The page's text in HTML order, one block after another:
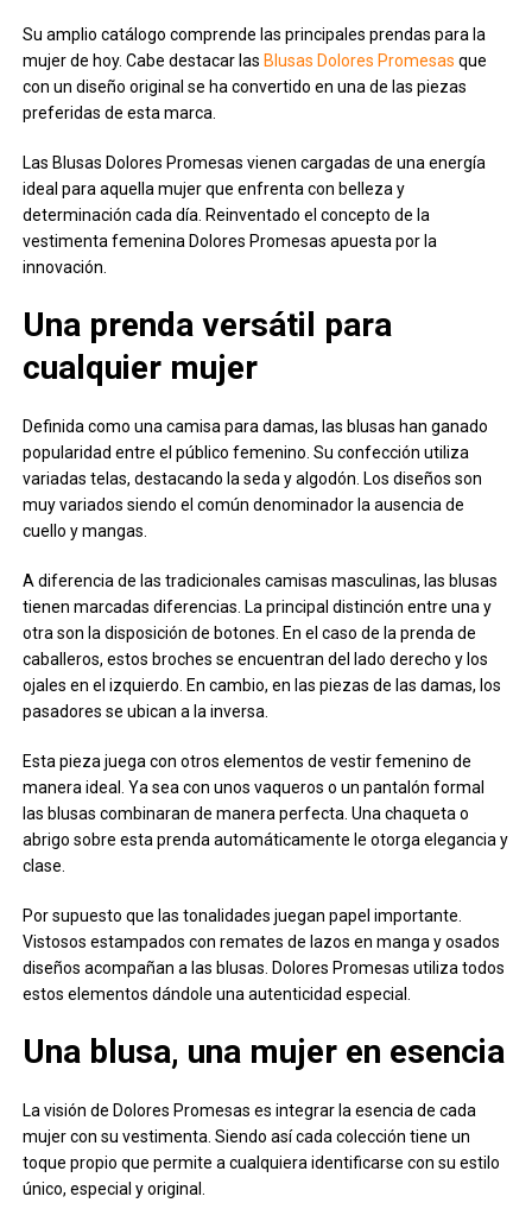
Su amplio catálogo comprende las principales prendas para la
mujer de hoy. Cabe destacar las Blusas Dolores Promesas que
con un diseño original se ha convertido en una de las piezas
preferidas de esta marca.
Las Blusas Dolores Promesas vienen cargadas de una energía
ideal para aquella mujer que enfrenta con belleza y
determinación cada día. Reinventado el concepto de la
vestimenta femenina Dolores Promesas apuesta por la
innovación.
Una prenda versátil para
cualquier mujer
Definida como una camisa para damas, las blusas han ganado
popularidad entre el público femenino. Su confección utiliza
variadas telas, destacando la seda y algodón. Los diseños son
muy variados siendo el común denominador la ausencia de
cuello y mangas.
A diferencia de las tradicionales camisas masculinas, las blusas
tienen marcadas diferencias. La principal distinción entre una y
otra son la disposición de botones. En el caso de la prenda de
caballeros, estos broches se encuentran del lado derecho y los
ojales en el izquierdo. En cambio, en las piezas de las damas, los
pasadores se ubican a la inversa.
Esta pieza juega con otros elementos de vestir femenino de
manera ideal. Ya sea con unos vaqueros o un pantalón formal
las blusas combinaran de manera perfecta. Una chaqueta o
abrigo sobre esta prenda automáticamente le otorga elegancia y
clase.
Por supuesto que las tonalidades juegan papel importante.
Vistosos estampados con remates de lazos en manga y osados
diseños acompañan a las blusas. Dolores Promesas utiliza todos
estos elementos dándole una autenticidad especial.
Una blusa, una mujer en esencia
La visión de Dolores Promesas es integrar la esencia de cada
mujer con su vestimenta. Siendo así cada colección tiene un
toque propio que permite a cualquiera identificarse con su estilo
único, especial y original.